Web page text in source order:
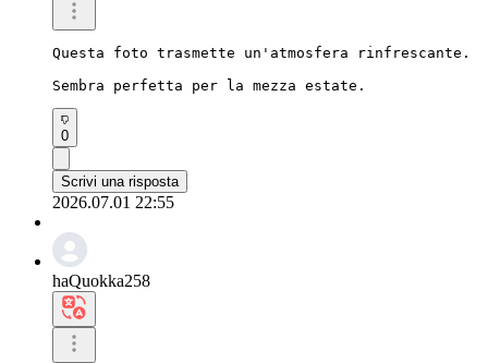
Questa foto trasmette un'atmosfera rinfrescante.
Sembra perfetta per la mezza estate.
0
Scrivi una risposta
2026.07.01 22:55
haQuokka258